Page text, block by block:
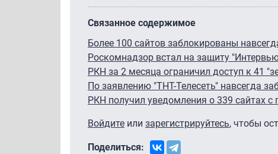
Связанное содержимое
Более 100 сайтов заблокированы
Роскомнадзор встал на защиту
РКН за 2 месяца ограничил доступ к 41
По заявлению "ТНТ-Телесеть" навсегда
РКН получил уведомления о 339 сайтах
Войдите или зарегистрируйтесь, чтобы
Поделиться: